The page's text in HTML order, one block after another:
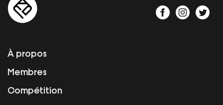
À propos
Membres
Compétition